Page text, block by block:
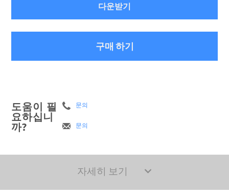
다운받기
구매 하기
도움이 필
요하십니
까?
문의
문의
자세히 보기